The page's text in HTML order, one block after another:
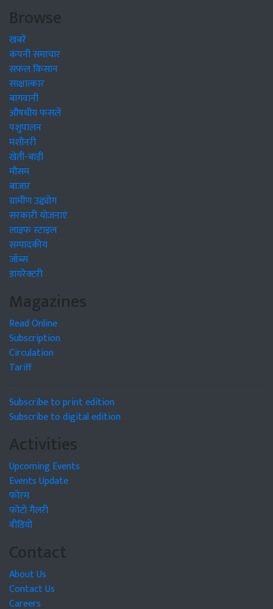
Browse
खबरें
कंपनी समाचार
सफल किसान
साक्षात्कार
बागवानी
औषधीय फसलें
पशुपालन
मशीनरी
खेती-बाड़ी
मौसम
बाजार
ग्रामीण उद्द्योग
सरकारी योजनाएं
लाइफ स्टाइल
सम्पादकीय
जॉब्स
डायरेक्टरी
Magazines
Read Online
Subscription
Circulation
Tariff
Subscribe to print edition
Subscribe to digital edition
Activities
Upcoming Events
Events Update
फोरम
फोटो गैलरी
वीडियो
Contact
About Us
Contact Us
Careers